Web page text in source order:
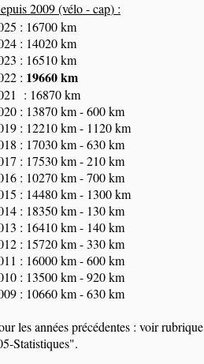
2009 (vélo - cap) :
: 16700 km
: 14020 km
: 16510 km
: 19660 km
: 16870 km
: 13870 km - 600 km
: 12210 km - 1120 km
: 17030 km - 630 km
: 17530 km - 210 km
: 10270 km - 700 km
: 14480 km - 1300 km
: 18350km- 130 km
: 16410 km - 140 km
: 15720 km - 330 km
: 16000 km - 600 km
: 13500 km - 920 km
: 10660 km - 630 km
les années précédentes : voir rubrique
Statistiques".